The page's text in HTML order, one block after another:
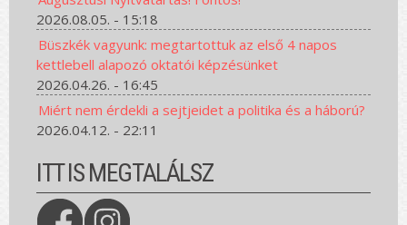
2026.08.05. - 15:18
Büszkék vagyunk: megtartottuk az első 4 napos
kettlebell alapozó oktatói képzésünket
2026.04.26. - 16:45
Miért nem érdekli a sejtjeidet a politika és a háború?
2026.04.12. - 22:11
ITT IS MEGTALÁLSZ